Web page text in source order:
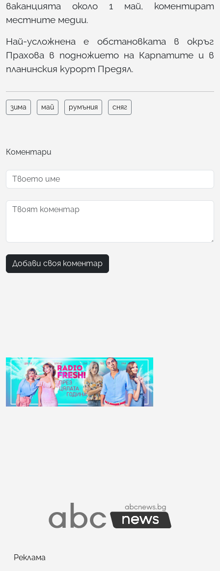
ваканцията около 1 май, коментират
местните медии.
Най-усложнена е обстановката в окръг
Прахова в подножието на Карпатите и в
планинския курорт Предял.
зима май румъния сняг
Коментари
Добави своя коментар
Реклама